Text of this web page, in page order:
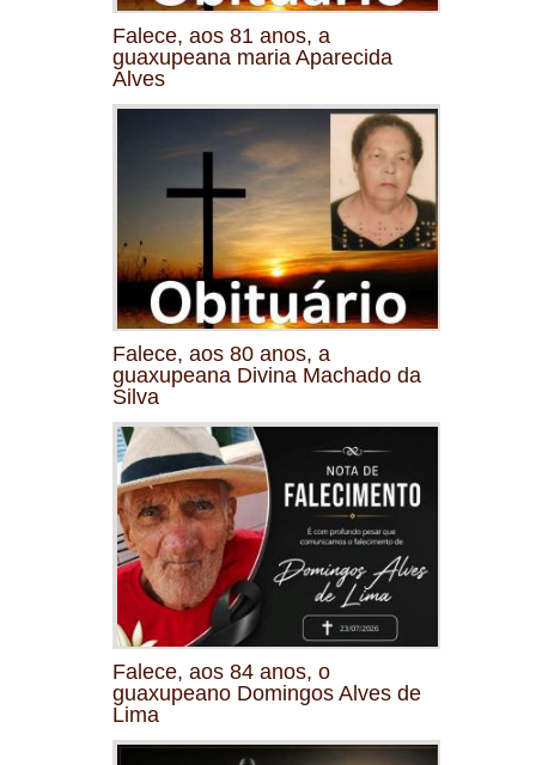
Falece, aos 81 anos, a
guaxupeana maria Aparecida
Alves
Falece, aos 80 anos, a
guaxupeana Divina Machado da
Silva
Falece, aos 84 anos, o
guaxupeano Domingos Alves de
Lima